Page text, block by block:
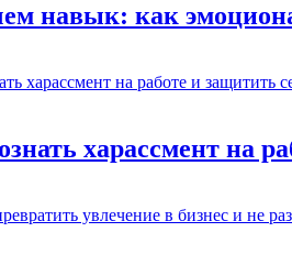
навык: как
харассмент на